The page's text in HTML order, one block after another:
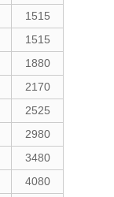
1515
1515
1880
2170
2525
2980
3480
4080